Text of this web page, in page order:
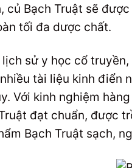
củ Bạch Truật sẽ
tối đa dược chất.
lịch sử y học cổ
tài liệu kinh điển
Với kinh nghiệm
đạt chuẩn, được
Bạch Truật sạch,